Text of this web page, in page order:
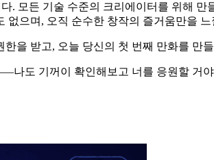
. 모든 기술 수준의 크리에이터를 위해
없으며, 오직 순수한 창작의 즐거움만을
한을 받고, 오늘 당신의 첫 번째 만화를 만
나도 기꺼이 확인해보고 너를 응원할 거